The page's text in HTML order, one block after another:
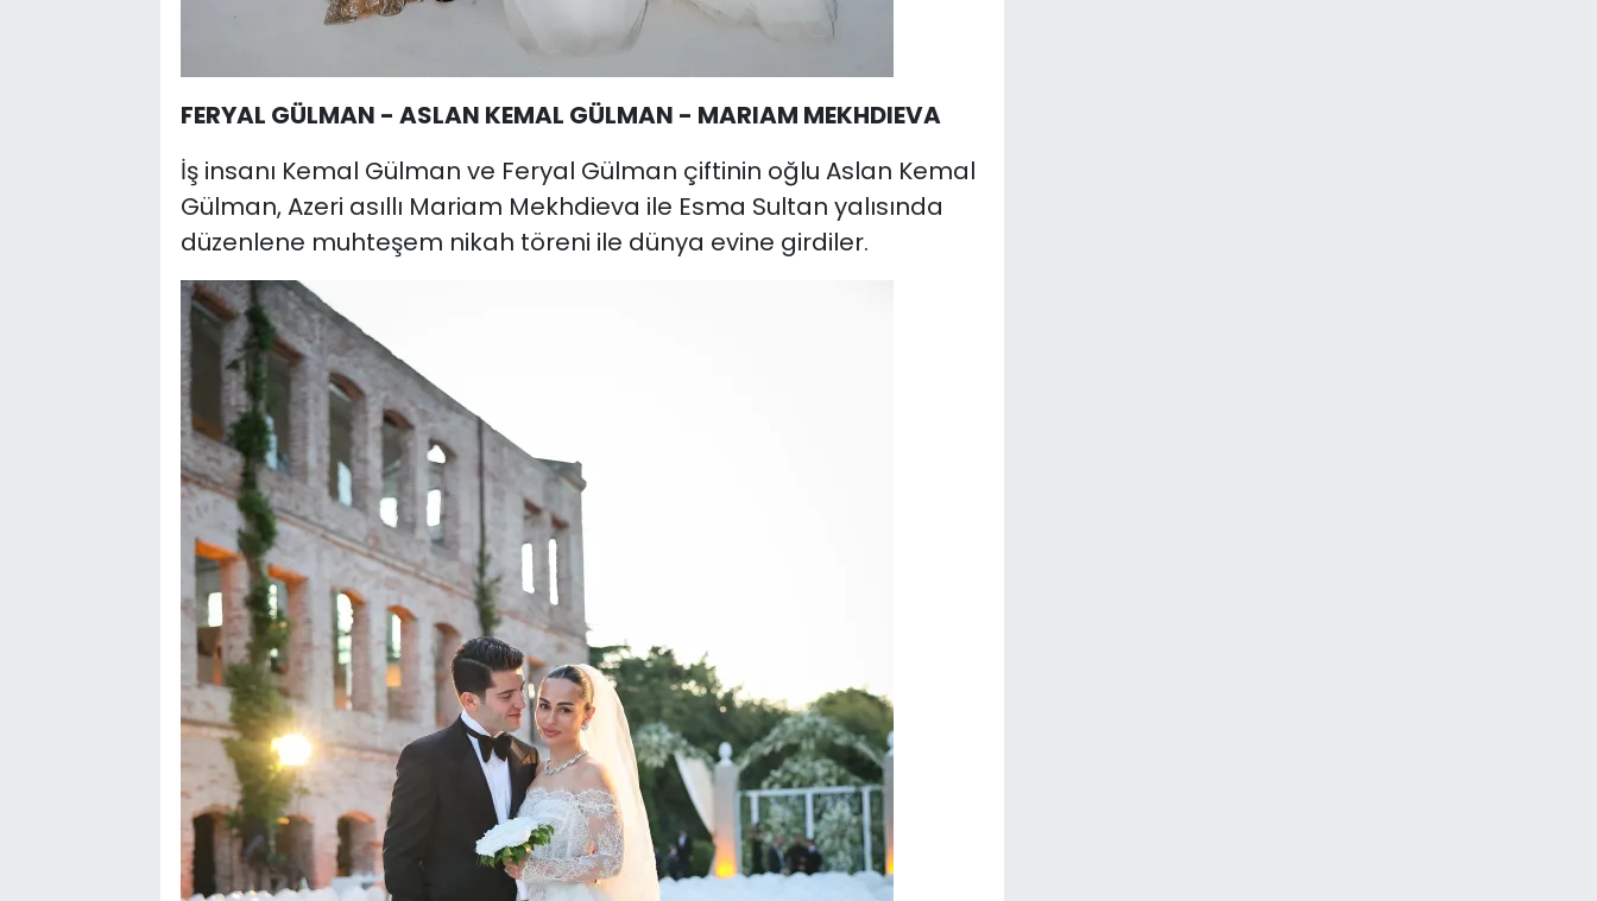
FERYAL GÜLMAN - ASLAN KEMAL GÜLMAN - MARIAM MEKHDIEVA
İş insanı Kemal Gülman ve Feryal Gülman çiftinin oğlu Aslan Kemal
Gülman, Azeri asıllı Mariam Mekhdieva ile Esma Sultan yalısında
düzenlene muhteşem nikah töreni ile dünya evine girdiler.